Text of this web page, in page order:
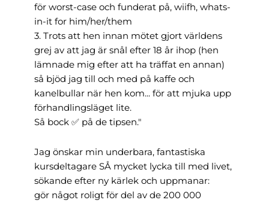
för worst-case och funderat på, wiifh, whats-
in-it for him/her/them
3. Trots att hen innan mötet gjort världens
grej av att jag är snål efter 18 år ihop (hen
lämnade mig efter att ha träffat en annan)
så bjöd jag till och med på kaffe och
kanelbullar när hen kom... för att mjuka upp
förhandlingsläget lite.
Så bock ✅ på de tipsen."
Jag önskar min underbara, fantastiska
kursdeltagare SÅ mycket lycka till med livet,
sökande efter ny kärlek och uppmanar:
gör något roligt för del av de 200 000